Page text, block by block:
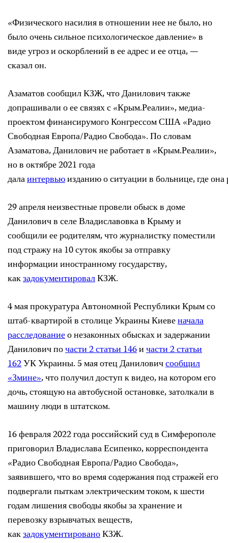
«Физического насилия в отношении нее не было, но
было очень сильное психологическое давление» в
виде угроз и оскорблений в ее адрес и ее отца, —
сказал он.
Азаматов сообщил КЗЖ, что Данилович также
допрашивали о ее связях с «Крым.Реалии», медиа-
проектом финансирумого Конгрессом США «Радио
Свободная Европа/Радио Свобода». По словам
Азаматова, Данилович не работает в «Крым.Реалии»,
но в октябре 2021 года
далаинтервьюизданию о ситуации в больнице, где она
29 апреля неизвестные провели обыск в доме
Данилович в селе Владиславовка в Крыму и
сообщили ее родителям, что журналистку поместили
под стражу на 10 суток якобы за отправку
информации иностранному государству,
какзадокументировалКЗЖ.
4 мая прокуратура Автономной Республики Крым со
штаб-квартирой в столице Украины Киевеначала
расследованиео незаконных обысках и задержании
Данилович почасти 2 статьи 146ичасти 2 статьи
162УК Украины. 5 мая отец Даниловичсообщил
«Змине», что получил доступ к видео, на котором его
дочь, стоящую на автобусной остановке, затолкали в
машину люди в штатском.
16 февраля 2022 года российский суд в Симферополе
приговорил Владислава Есипенко, корреспондента
«Радио Свободная Европа/Радио Свобода»,
заявившего, что во время содержания под стражей его
подвергали пыткам электрическим током, к шести
годам лишения свободы якобы за хранение и
перевозку взрывчатых веществ,
какзадокументированоКЗЖ.